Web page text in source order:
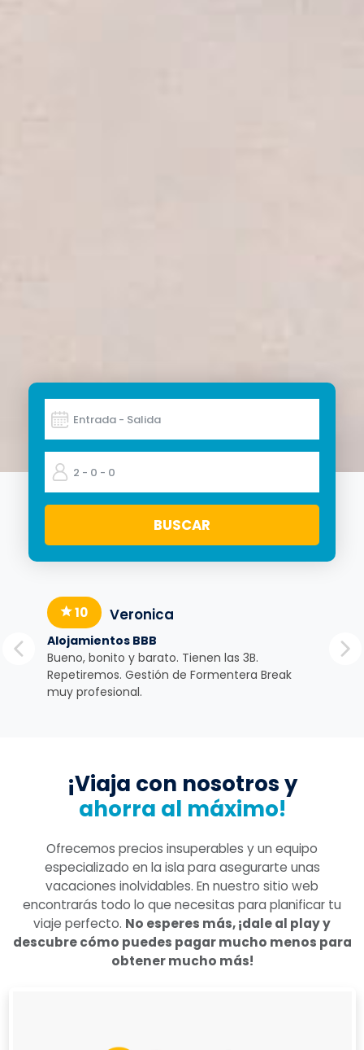
Entrada - Salida
2 - 0 - 0
10 Veronica
Alojamientos BBB
Bueno, bonito y barato. Tienen las 3B.
Repetiremos. Gestión de Formentera Break
muy profesional.
¡Viaja con nosotros y
ahorra al máximo!
Ofrecemos precios insuperables y un equipo
especializado en la isla para asegurarte unas
vacaciones inolvidables. En nuestro sitio web
encontrarás todo lo que necesitas para planificar tu
viaje perfecto. No esperes más, ¡dale al play y
descubre cómo puedes pagar mucho menos para
obtener mucho más!